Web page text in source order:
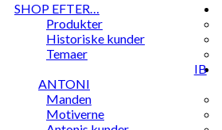
SHOP EFTER…
Produkter
Historiske kunder
Temaer
IB
ANTONI
Manden
Motiverne